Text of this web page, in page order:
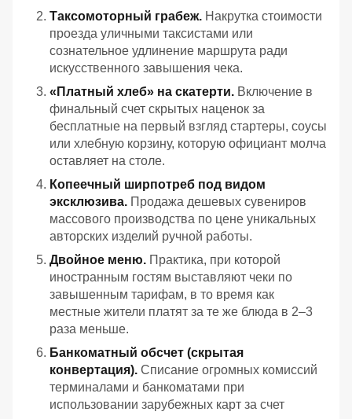
Таксомоторный грабеж. Накрутка стоимости
проезда уличными таксистами или
сознательное удлинение маршрута ради
искусственного завышения чека.
«Платный хлеб» на скатерти. Включение в
финальный счет скрытых наценок за
бесплатные на первый взгляд стартеры, соусы
или хлебную корзину, которую официант молча
оставляет на столе.
Копеечный ширпотреб под видом
эксклюзива. Продажа дешевых сувениров
массового производства по цене уникальных
авторских изделий ручной работы.
Двойное меню. Практика, при которой
иностранным гостям выставляют чеки по
завышенным тарифам, в то время как
местные жители платят за те же блюда в 2–3
раза меньше.
Банкоматный обсчет (скрытая
конвертация). Списание огромных комиссий
терминалами и банкоматами при
использовании зарубежных карт за счет